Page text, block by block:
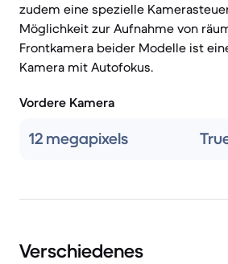
zudem eine spezielle
Möglichkeit zur Aufnahme von
Frontkamera beider Modelle ist
Kamera mit Autofokus.
Vordere Kamera
12 megapixels
Verschiedenes